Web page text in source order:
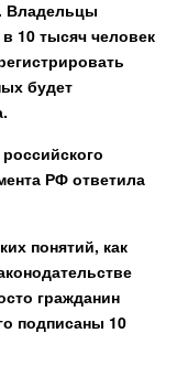
Владельцы
10 тысяч человек
будет
РФ ответила
понятий, как
гражданин
подписаны 10